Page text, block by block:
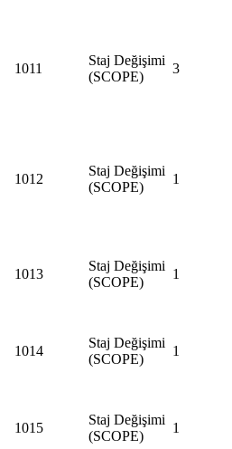
1011
Staj Değişimi
(SCOPE)
3
1012
Staj Değişimi
(SCOPE)
1
1013
Staj Değişimi
(SCOPE)
1
1014
Staj Değişimi
(SCOPE)
1
1015
Staj Değişimi
(SCOPE)
1